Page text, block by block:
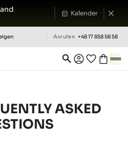
Kalender
Anrufen +48 17 858 58 58
ASKED